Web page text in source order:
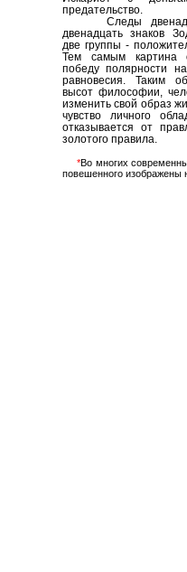
предательство.
Следы
двенадцать знаков
две группы -
Тем самым картина
победу полярности
равновесия. Таким
высот философии,
изменить свой образ
чувство личного
отказывается от
золотого правила.
*Во многих
повешенного изображены